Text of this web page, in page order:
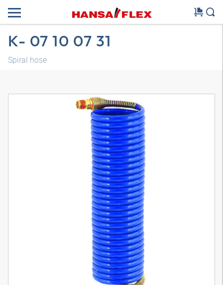
K- 07 10 07 31
Spiral hose